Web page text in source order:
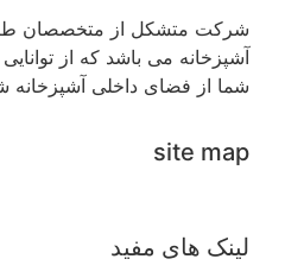
شرکت متشکل از متخصصان
آشپزخانه می باشد که از
شما از فضای داخلی آشپزخانه
site map
لینک های مفید